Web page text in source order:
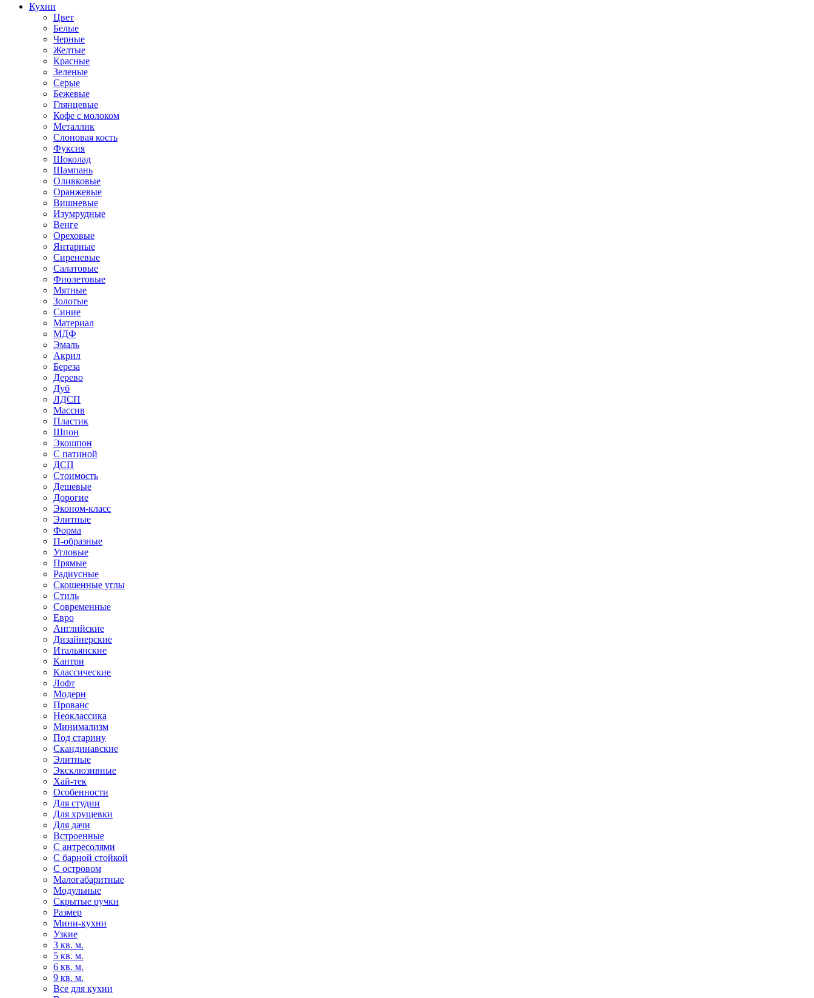
Кухни
Цвет
Белые
Черные
Желтые
Красные
Зеленые
Серые
Бежевые
Глянцевые
Кофе с молоком
Металлик
Слоновая кость
Фуксия
Шоколад
Шампань
Оливковые
Оранжевые
Вишневые
Изумрудные
Венге
Ореховые
Янтарные
Сиреневые
Салатовые
Фиолетовые
Мятные
Золотые
Синие
Материал
МДФ
Эмаль
Акрил
Береза
Дерево
Дуб
ЛДСП
Массив
Пластик
Шпон
Экошпон
С патиной
ДСП
Стоимость
Дешевые
Дорогие
Эконом-класс
Элитные
Форма
П-образные
Угловые
Прямые
Радиусные
Скошенные углы
Стиль
Современные
Евро
Английские
Дизайнерские
Итальянские
Кантри
Классические
Лофт
Модерн
Прованс
Неоклассика
Минимализм
Под старину
Скандинавские
Элитные
Эксклюзивные
Хай-тек
Особенности
Для студии
Для хрущевки
Для дачи
Встроенные
С антресолями
С барной стойкой
С островом
Малогабаритные
Модульные
Скрытые ручки
Размер
Мини-кухни
Узкие
3 кв. м.
5 кв. м.
6 кв. м.
9 кв. м.
Все для кухни